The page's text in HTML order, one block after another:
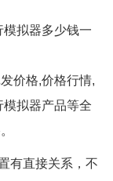
拟器多少钱一
价格,价格行情,
拟器产品等全
有直接关系，不